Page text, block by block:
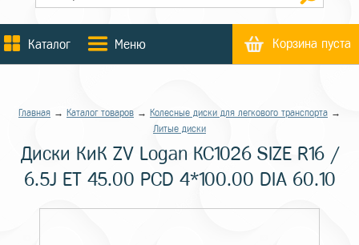
Каталог Меню Корзина пуста
Главная → Каталог товаров → Колесные диски для легкового транспорта →
Литые диски
Диски КиК ZV Logan КС1026 SIZE R16 /
6.5J ET 45.00 PCD 4*100.00 DIA 60.10